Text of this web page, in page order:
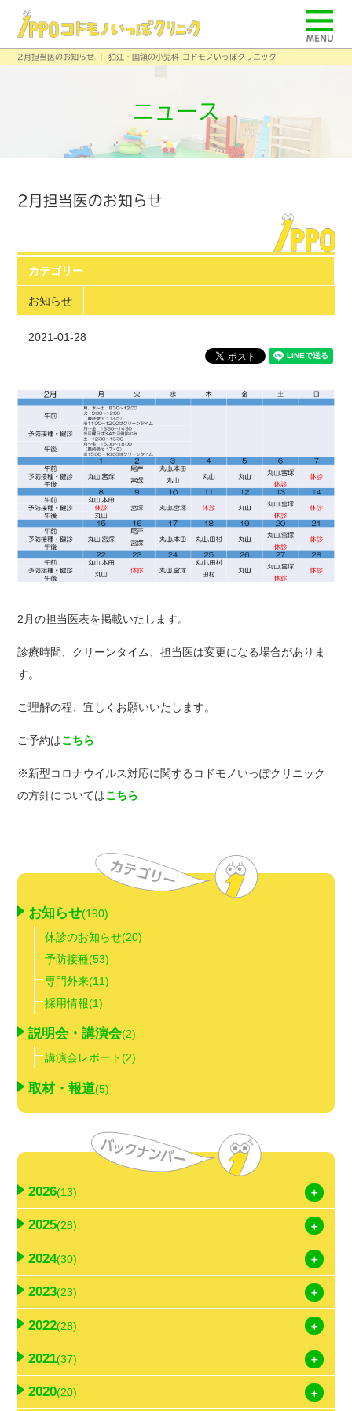
2月担当医のお知らせ │ 狛江・国領の小児科 コドモノいっぽクリニック
ニュース
2月担当医のお知らせ
カテゴリー
お知らせ
2021-01-28
2月の担当医表を掲載いたします。
診療時間、クリーンタイム、担当医は変更になる場合がありま
す。
ご理解の程、宜しくお願いいたします。
ご予約はこちら
※新型コロナウイルス対応に関するコドモノいっぽクリニック
の方針についてはこちら
お知らせ(190)
休診のお知らせ(20)
予防接種(53)
専門外来(11)
採用情報(1)
説明会・講演会(2)
講演会レポート(2)
取材・報道(5)
2026(13)
2025(28)
2024(30)
2023(23)
2022(28)
2021(37)
2020(20)